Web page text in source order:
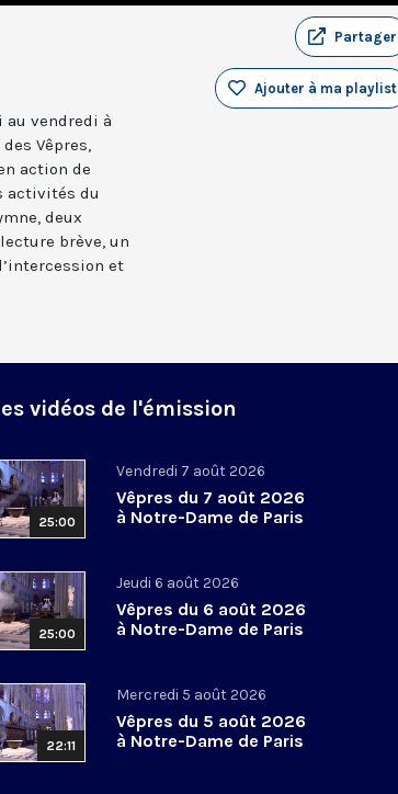
Partager
Ajouter à ma playlist
au vendredi à
Vêpres,
action de
activités du
deux
brève, un
et
vidéos de l'émission
25:00
Vendredi 7 août 2026
Vêpres du 7 août 2026
à Notre-Dame de Paris
25:00
Jeudi 6 août 2026
Vêpres du 6 août 2026
à Notre-Dame de Paris
22:11
Mercredi 5 août 2026
Vêpres du 5 août 2026
à Notre-Dame de Paris